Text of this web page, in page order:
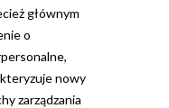
głównym
o
nowy
zarządzania